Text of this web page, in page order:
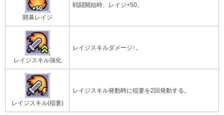
開幕レイジ
戦闘開始時、レイジ+50。
レイジスキル強化
レイジスキルダメージ↑。
レイジスキル(稲妻)
レイジスキル発動時に稲妻を2回発動する。